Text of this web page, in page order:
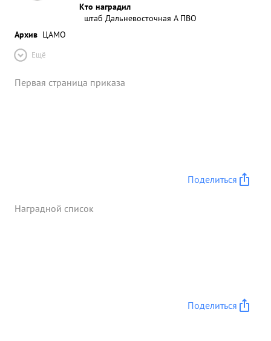
Кто наградил
штаб Дальневосточная А ПВО
Архив ЦАМО
Ещё
Первая страница приказа
Поделиться
Наградной список
Поделиться